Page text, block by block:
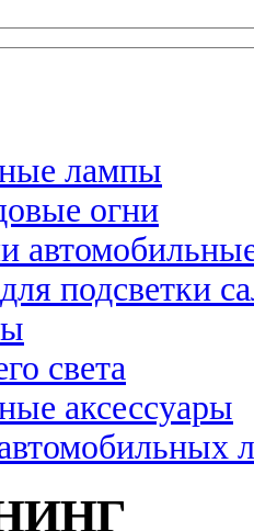
лампы
огни
подсветки
света
аксессуары